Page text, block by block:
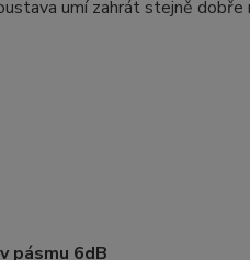
umí zahrát stejně
pásmu 6dB